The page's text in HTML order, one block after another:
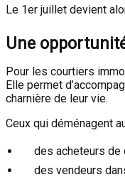
Le 1er juillet devient
Une
Pour les courtiers
Elle permet
charnière de leur vie.
Ceux qui déménagent
des acheteurs de
des vendeurs